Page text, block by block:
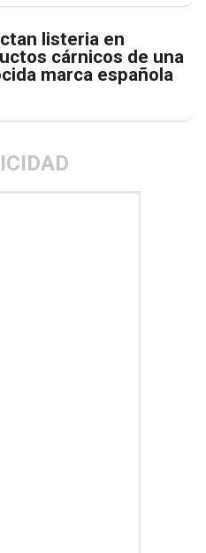
listeria en
cárnicos de una
marca española